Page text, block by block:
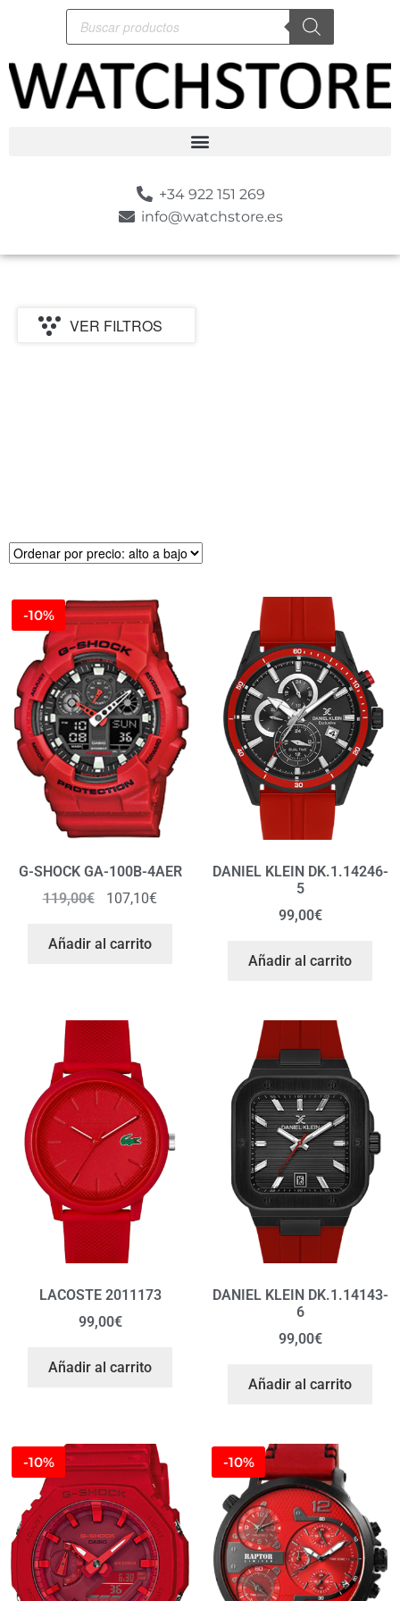
+34 922 151 269
info@watchstore.es
VER FILTROS
-10%
G-SHOCK GA-100B-4AER
119,00€ 107,10€
Añadir al carrito
DANIEL KLEIN DK.1.14246-
5
99,00€
Añadir al carrito
LACOSTE 2011173
99,00€
Añadir al carrito
DANIEL KLEIN DK.1.14143-
6
99,00€
Añadir al carrito
-10% -10%